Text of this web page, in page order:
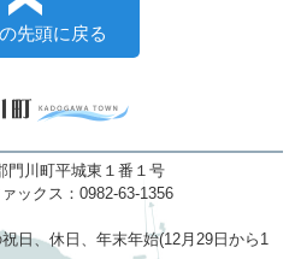
先頭に戻る
門川町平城東１番１号
ックス：0982-63-1356
日、休日、年末年始(12月29日から1